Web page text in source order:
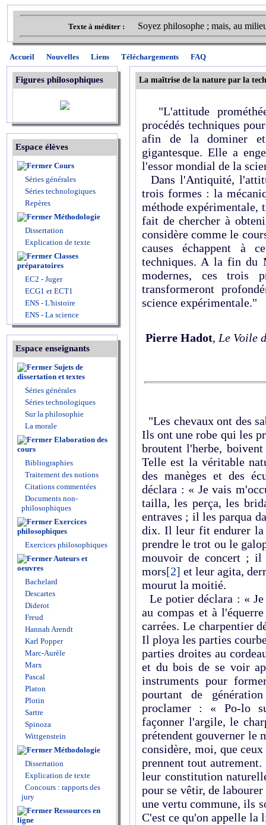
Texte à méditer : Soyez philosophe ; mais, au
Accueil Nouvelles Liens Téléchargements FAQ
Figures philosophiques
Espace élèves
Cours
Séries générales
Séries technologiques
Repères
Méthodologie
Dissertation
Explication de texte
Classes
préparatoires
EC2 - Juger
ECG1 et ECT1
ENS - L'histoire
ENS - La science
Espace enseignants
Sujets de
dissertation et textes
Séries générales
Séries technologiques
Sur la philosophie
La morale
Elaboration des
cours
Bibliographies
Traitement des notions
Citations commentées
Documents non-
philosophiques
Exercices
philosophiques
Exercices philosophiques
Auteurs et
oeuvres
Bachelard
Descartes
Diderot
Freud
Hannah Arendt
Karl Popper
Marc-Aurèle
Marx
Pascal
Platon
Plotin
Sartre
Spinoza
Wittgenstein
Méthodologie
Dissertation
Explication de texte
Concours : rapports des
jury
Ressources en
ligne
La maîtrise de la nature par la
"L'attitude
procédés techniques
afin de la dominer
gigantesque. Elle a
l'essor mondial de la
Dans l'Antiquité,
trois formes : la
méthode expérimentale,
fait de chercher à
considère comme le
causes échappent à
techniques. A la fin du
modernes, ces trois
transformeront
science expérimentale."
Pierre Hadot, Le Voile
"Les chevaux ont des
Ils ont une robe qui les
broutent l'herbe,
Telle est la véritable
des manèges et des
déclara : « Je vais
tailla, les perça, les
entraves ; il les parqua
dix. Il leur fit endurer
prendre le trot ou le
mouvoir de concert ; il
mors[2] et leur agita,
mourut la moitié.
Le potier déclara : «
au compas et à
carrées. Le charpentier
Il ploya les parties
parties droites au
et du bois de se voir
instruments pour
pourtant de
proclamer : « Po-lo
façonner l'argile, le
prétendent gouverner le
considère, moi, que
prennent tout autrement.
leur constitution
pour se vêtir, de
une vertu commune, ils
C'est ce qu'on appelle la